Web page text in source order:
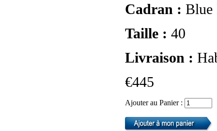
Cadran : Blue
Taille : 40
Livraison :
€445
Ajouter au Panier :